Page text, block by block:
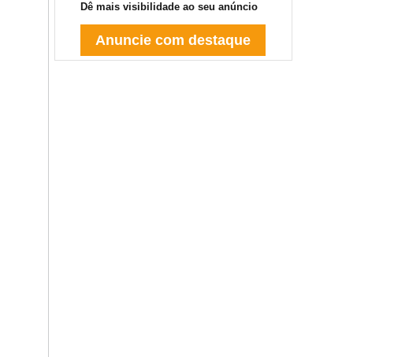
Dê mais visibilidade ao seu anúncio
Anuncie com destaque